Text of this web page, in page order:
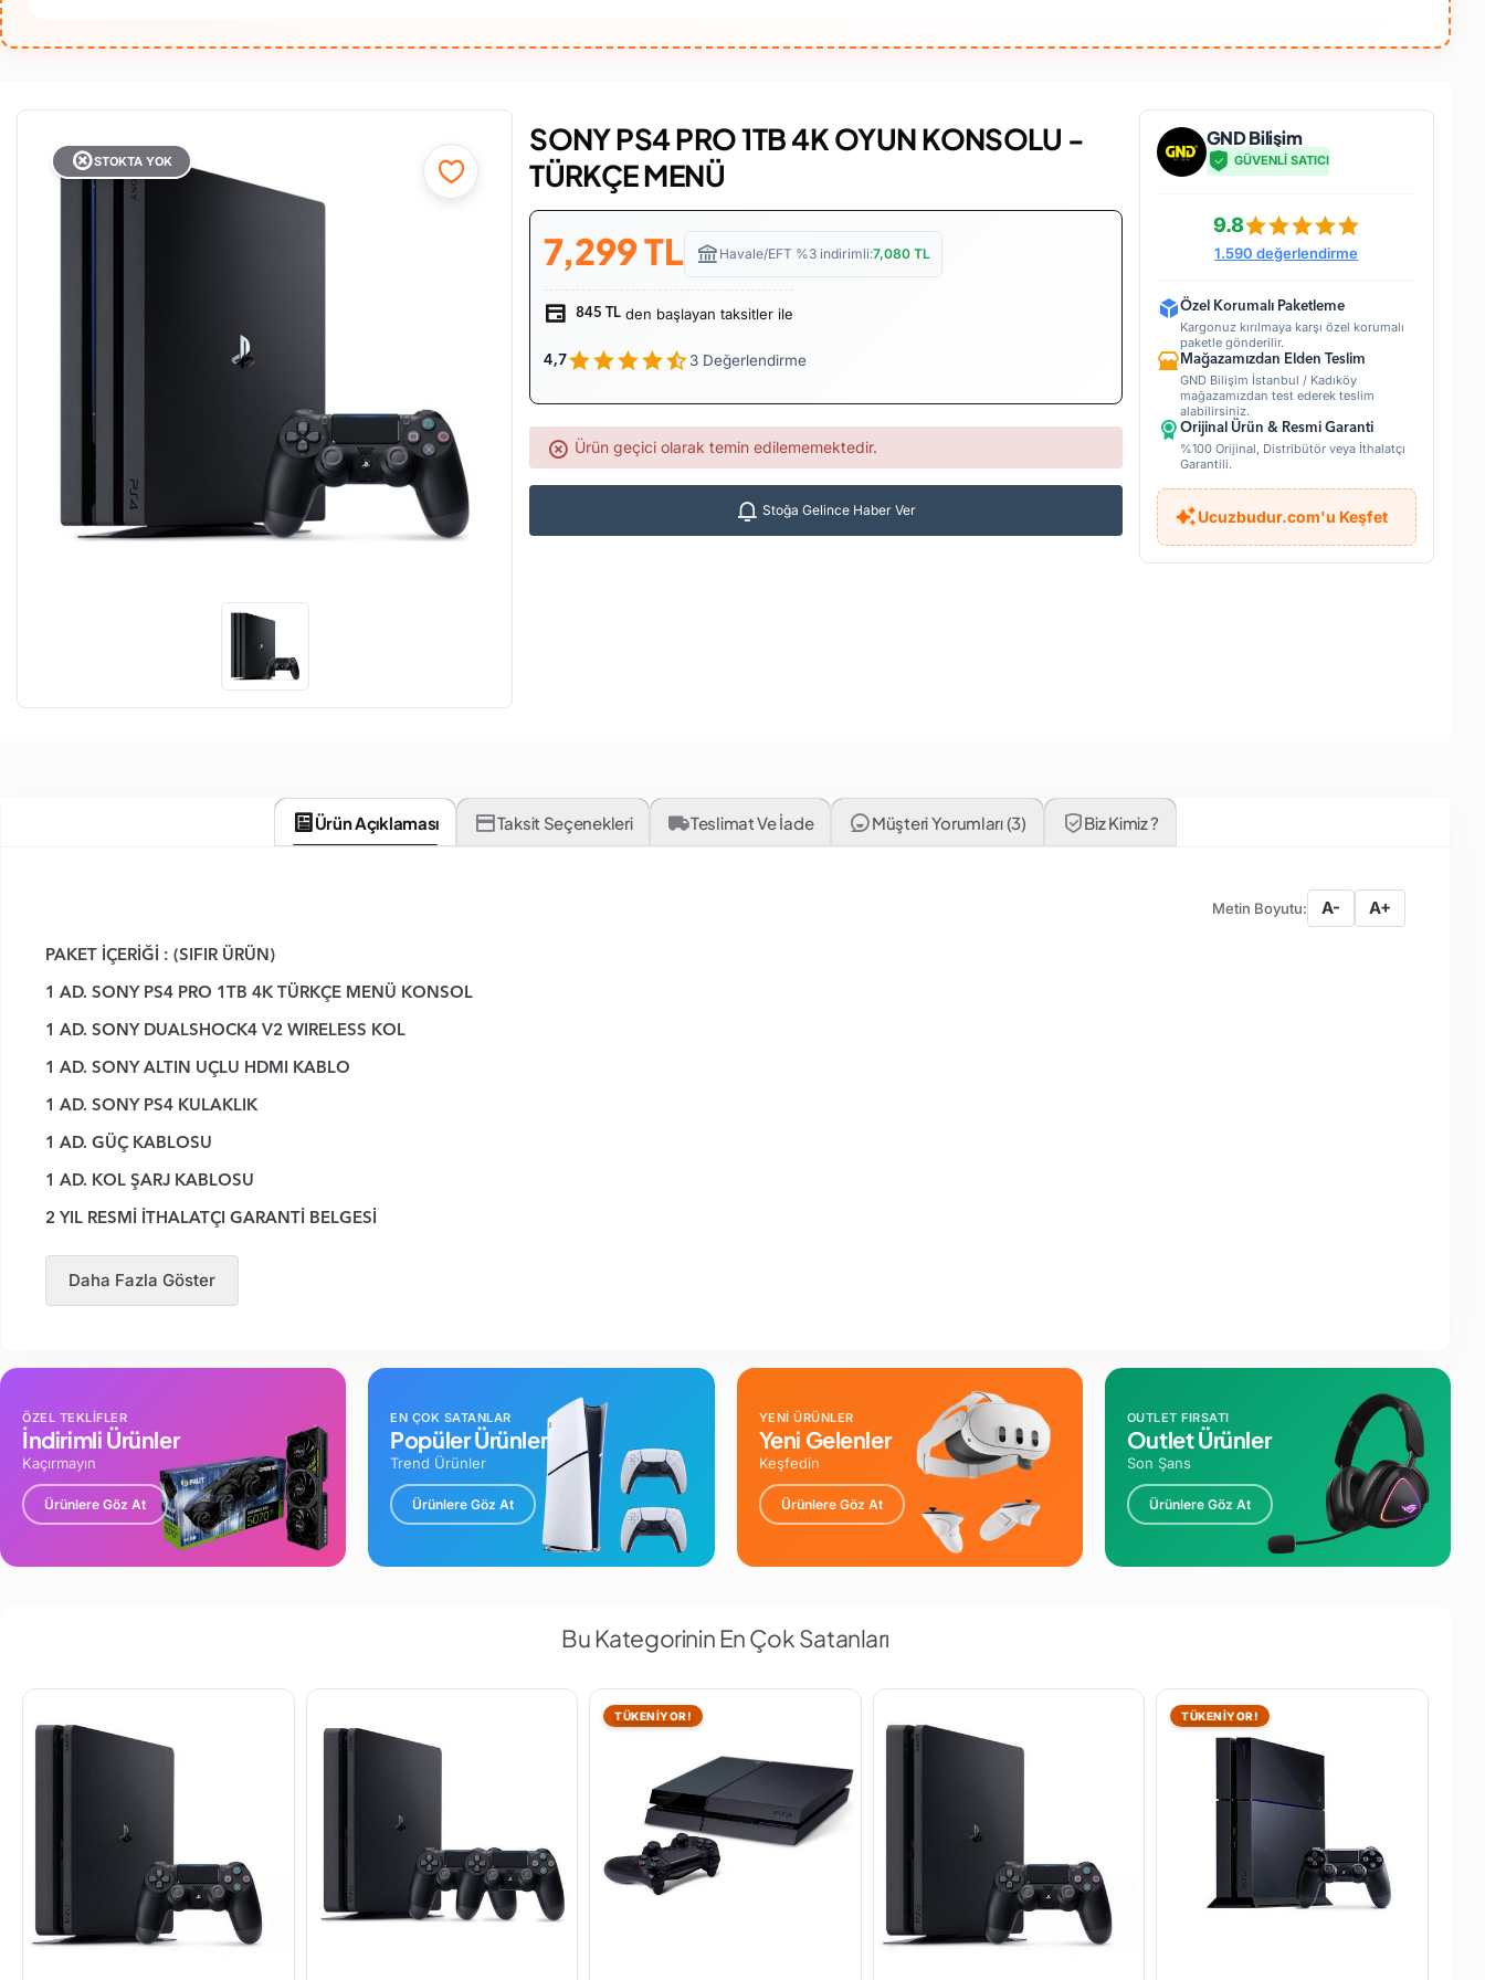
STOKTA YOK
SONY PS4 PRO 1TB 4K OYUN KONSOLU -
TÜRKÇE MENÜ
7,299TL Havale/EFT %3 indirimli:7,080 TL
845 TL den başlayan taksitler ile
4,7 3 Değerlendirme
Ürün geçici olarak temin edilememektedir.
Stoğa Gelince Haber Ver
GND Bilişim
GÜVENLİ SATICI
9.8
1.590 değerlendirme
Özel Korumalı Paketleme
Kargonuz kırılmaya karşı özel korumalı
paketle gönderilir.
Mağazamızdan Elden Teslim
GND Bilişim İstanbul / Kadıköy
mağazamızdan test ederek teslim
alabilirsiniz.
Orijinal Ürün & Resmi Garanti
%100 Orijinal, Distribütör veya İthalatçı
Garantili.
Ucuzbudur.com'u Keşfet
Ürün Açıklaması Taksit Seçenekleri Teslimat Ve İade Müşteri Yorumları (3) Biz Kimiz ?
Metin Boyutu: A- A+
PAKET İÇERİĞİ : (SIFIR ÜRÜN)
1 AD. SONY PS4 PRO 1TB 4K TÜRKÇE MENÜ KONSOL
1 AD. SONY DUALSHOCK4 V2 WIRELESS KOL
1 AD. SONY ALTIN UÇLU HDMI KABLO
1 AD. SONY PS4 KULAKLIK
1 AD. GÜÇ KABLOSU
1 AD. KOL ŞARJ KABLOSU
2 YIL RESMİ İTHALATÇI GARANTİ BELGESİ
Daha Fazla Göster
ÖZEL TEKLİFLER
İndirimli Ürünler
Kaçırmayın
Ürünlere Göz At
EN ÇOK SATANLAR
Popüler Ürünler
Trend Ürünler
Ürünlere Göz At
YENİ ÜRÜNLER
Yeni Gelenler
Keşfedin
Ürünlere Göz At
OUTLET FIRSATI
Outlet Ürünler
Son Şans
Ürünlere Göz At
Bu Kategorinin En Çok Satanları
TÜKENİYOR! TÜKENİYOR!